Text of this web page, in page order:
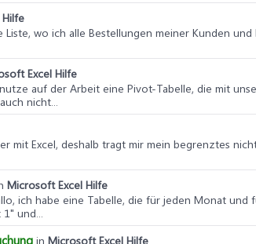
Liste, wo ich alle Bestellungen meiner Kunden
Excel Hilfe
auf der Arbeit eine Pivot-Tabelle, die mit
nicht...
mit Excel, deshalb tragt mir mein begrenztes
Microsoft Excel Hilfe
ich habe eine Tabelle, die für jeden Monat
und...
in Microsoft Excel Hilfe